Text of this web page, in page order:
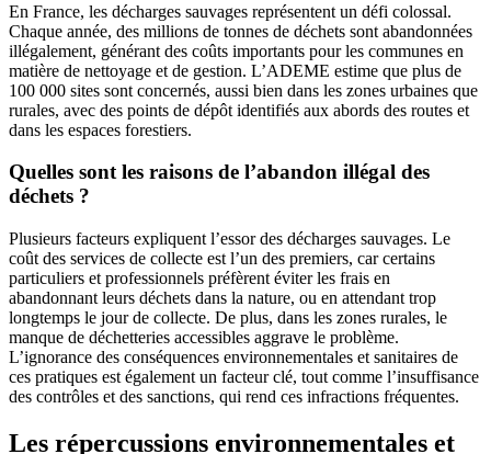
En France, les décharges sauvages représentent un défi colossal.
Chaque année, des millions de tonnes de déchets sont abandonnées
illégalement, générant des coûts importants pour les communes en
matière de nettoyage et de gestion. L’ADEME estime que plus de
100 000 sites sont concernés, aussi bien dans les zones urbaines que
rurales, avec des points de dépôt identifiés aux abords des routes et
dans les espaces forestiers.
Quelles sont les raisons de l’abandon illégal des
déchets ?
Plusieurs facteurs expliquent l’essor des décharges sauvages. Le
coût des services de collecte est l’un des premiers, car certains
particuliers et professionnels préfèrent éviter les frais en
abandonnant leurs déchets dans la nature, ou en attendant trop
longtemps le jour de collecte. De plus, dans les zones rurales, le
manque de déchetteries accessibles aggrave le problème.
L’ignorance des conséquences environnementales et sanitaires de
ces pratiques est également un facteur clé, tout comme l’insuffisance
des contrôles et des sanctions, qui rend ces infractions fréquentes.
Les répercussions environnementales et